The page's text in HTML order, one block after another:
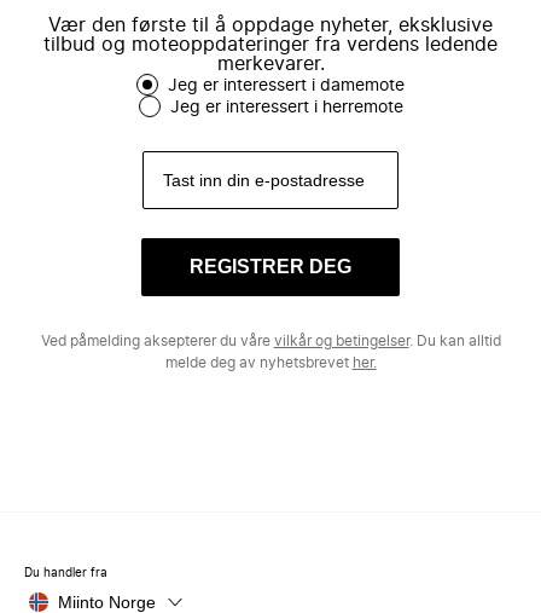
Vær den første til å oppdage nyheter, eksklusive
tilbud og moteoppdateringer fra verdens ledende
merkevarer.
Jeg er interessert i damemote
Jeg er interessert i herremote
REGISTRER DEG
Ved påmelding aksepterer du våre vilkår og betingelser. Du kan alltid
melde deg av nyhetsbrevet her.
Du handler fra
Miinto Norge